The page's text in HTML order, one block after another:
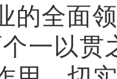
的全面
一以